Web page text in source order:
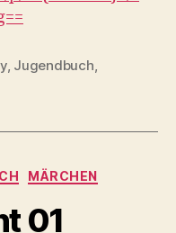
, Jugendbuch
MÄRCHEN
01